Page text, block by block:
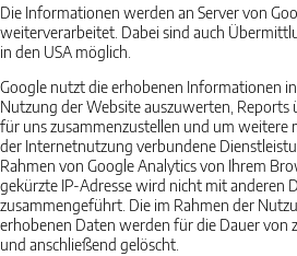
Die Informationen werden an Server von
weiterverarbeitet. Dabei sind auch
in den USA möglich.
Google nutzt die erhobenen Informationen
Nutzung der Website auszuwerten, Reports
für uns zusammenzustellen und um weitere
der Internetnutzung verbundene
Rahmen von Google Analytics von Ihrem
gekürzte IP-Adresse wird nicht mit anderen
zusammengeführt. Die im Rahmen der
erhobenen Daten werden für die Dauer von
und anschließend gelöscht.